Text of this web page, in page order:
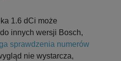
1.6 dCi może
innych wersji Bosch,
sprawdzenia numerów
nie wystarcza,